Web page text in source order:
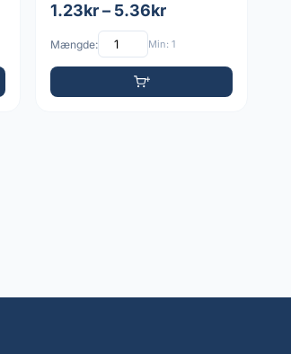
1.23kr – 5.36kr
Mængde: Min: 1